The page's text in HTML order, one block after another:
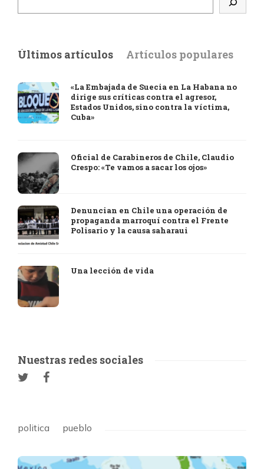
Últimos artículos Artículos populares
«La Embajada de Suecia en La Habana no
dirige sus críticas contra el agresor,
Estados Unidos, sino contra la víctima,
Cuba»
Oficial de Carabineros de Chile, Claudio
Crespo: «Te vamos a sacar los ojos»
Denuncian en Chile una operación de
propaganda marroquí contra el Frente
Polisario y la causa saharaui
Una lección de vida
Nuestras redes sociales
politica pueblo